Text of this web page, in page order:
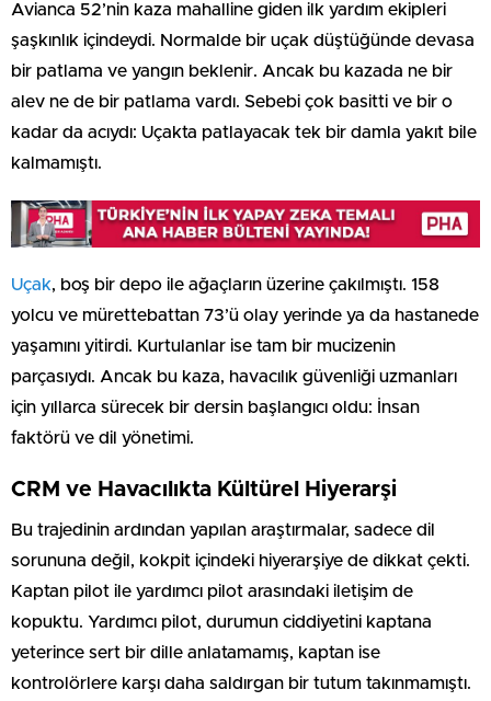
Avianca 52’nin kaza mahalline giden ilk yardım ekipleri
şaşkınlık içindeydi. Normalde bir uçak düştüğünde devasa
bir patlama ve yangın beklenir. Ancak bu kazada ne bir
alev ne de bir patlama vardı. Sebebi çok basitti ve bir o
kadar da acıydı: Uçakta patlayacak tek bir damla yakıt bile
kalmamıştı.
Uçak, boş bir depo ile ağaçların üzerine çakılmıştı. 158
yolcu ve mürettebattan 73’ü olay yerinde ya da hastanede
yaşamını yitirdi. Kurtulanlar ise tam bir mucizenin
parçasıydı. Ancak bu kaza, havacılık güvenliği uzmanları
için yıllarca sürecek bir dersin başlangıcı oldu: İnsan
faktörü ve dil yönetimi.
CRM ve Havacılıkta Kültürel Hiyerarşi
Bu trajedinin ardından yapılan araştırmalar, sadece dil
sorununa değil, kokpit içindeki hiyerarşiye de dikkat çekti.
Kaptan pilot ile yardımcı pilot arasındaki iletişim de
kopuktu. Yardımcı pilot, durumun ciddiyetini kaptana
yeterince sert bir dille anlatamamış, kaptan ise
kontrolörlere karşı daha saldırgan bir tutum takınmamıştı.